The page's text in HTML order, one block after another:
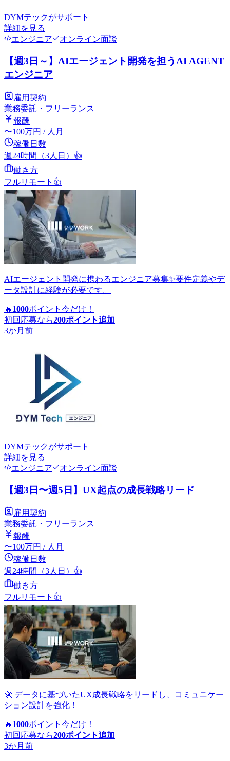
DYMテックがサポート
詳細を見る
エンジニア
オンライン面談
【週3日～】AIエージェント開発を担うAI AGENT
エンジニア
雇用契約
業務委託・フリーランス
報酬
〜100万円 / 人月
稼働日数
週24時間（3人日） 👍
働き方
フルリモート 👍
AIエージェント開発に携わるエンジニア募集✨要件定義やデ
ータ設計に経験が必要です。
🔥 1000ポイント 今だけ！
初回応募なら200ポイント追加
3か月前
DYMテックがサポート
詳細を見る
エンジニア
オンライン面談
【週3日〜週5日】UX起点の成長戦略リード
雇用契約
業務委託・フリーランス
報酬
〜100万円 / 人月
稼働日数
週24時間（3人日） 👍
働き方
フルリモート 👍
🚀 データに基づいたUX成長戦略をリードし、コミュニケー
ション設計を強化！
🔥 1000ポイント 今だけ！
初回応募なら200ポイント追加
3か月前